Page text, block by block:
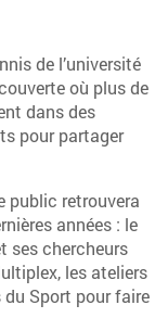
de l’université
où plus de
dans des
pour partager
public retrouvera
années : le
ses chercheurs
les ateliers
du Sport pour faire